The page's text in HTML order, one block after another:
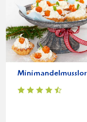
Minimandelmusslor